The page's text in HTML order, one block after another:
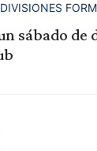
sábado